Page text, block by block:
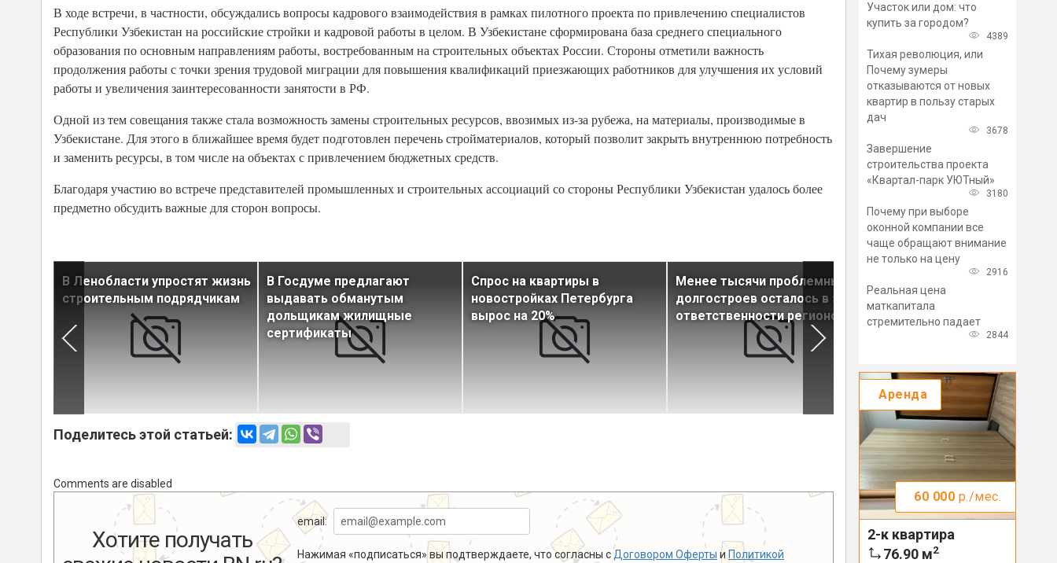
В ходе встречи, в частности, обсуждались вопросы кадрового взаимодействия в рамках пилотного проекта по привлечению специалистов
Республики Узбекистан на российские стройки и кадровой работы в целом. В Узбекистане сформирована база среднего специального
образования по основным направлениям работы, востребованным на строительных объектах России. Стороны отметили важность
продолжения работы с точки зрения трудовой миграции для повышения квалификаций приезжающих работников для улучшения их условий
работы и увеличения заинтересованности занятости в РФ.
Одной из тем совещания также стала возможность замены строительных ресурсов, ввозимых из-за рубежа, на материалы, производимые в
Узбекистане. Для этого в ближайшее время будет подготовлен перечень стройматериалов, который позволит закрыть внутреннюю потребность
и заменить ресурсы, в том числе на объектах с привлечением бюджетных средств.
Благодаря участию во встрече представителей промышленных и строительных ассоциаций со стороны Республики Узбекистан удалось более
предметно обсудить важные для сторон вопросы.
В Ленобласти упростят жизнь
строительным подрядчикам
В Госдуме предлагают
выдавать обманутым
дольщикам жилищные
сертификаты
Спрос на квартиры в
новостройках Петербурга
вырос на 20%
Менее тысячи проблемных
долгостроев осталось в зоне
ответственности регионов
раскрытии эскроу-счетов
застройщиков пока не
Поделитесь этой статьей:
Comments are disabled
Хотите получать
email:
Нажимая «подписаться» вы подтверждаете, что согласны с Договором Оферты и Политикой
Участок или дом: что
купить за городом?
4389
Тихая революция, или
Почему зумеры
отказываются от новых
квартир в пользу старых
дач
3678
Завершение
строительства проекта
«Квартал-парк УЮТный»
3180
Почему при выборе
оконной компании все
чаще обращают внимание
не только на цену
2916
Реальная цена
маткапитала
стремительно падает
2844
Аренда
60 000 р./мес.
2-к квартира
76.90 м2